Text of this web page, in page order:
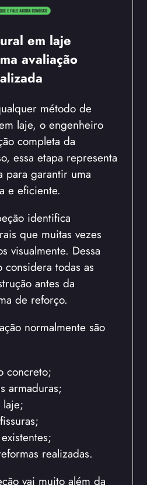
em laje
avaliação
método de
laje, o engenheiro
completa da
essa etapa representa
garantir uma
e eficiente.
identifica
que muitas vezes
visualmente. Dessa
todas as
antes da
de reforço.
normalmente são
concreto;
armaduras;
laje;
realizadas.
vai muito além da